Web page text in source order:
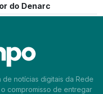
do Denarc
de notícias digitais da Rede
compromisso de entregar